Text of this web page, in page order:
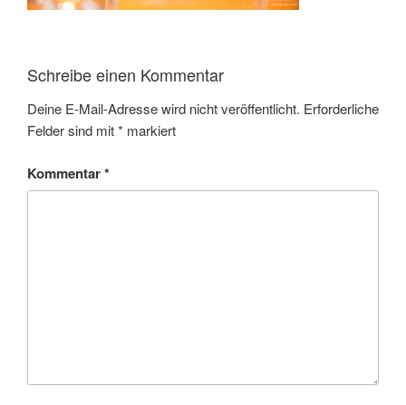
Schreibe einen Kommentar
Deine E-Mail-Adresse wird nicht veröffentlicht. Erforderliche
Felder sind mit* markiert
Kommentar*